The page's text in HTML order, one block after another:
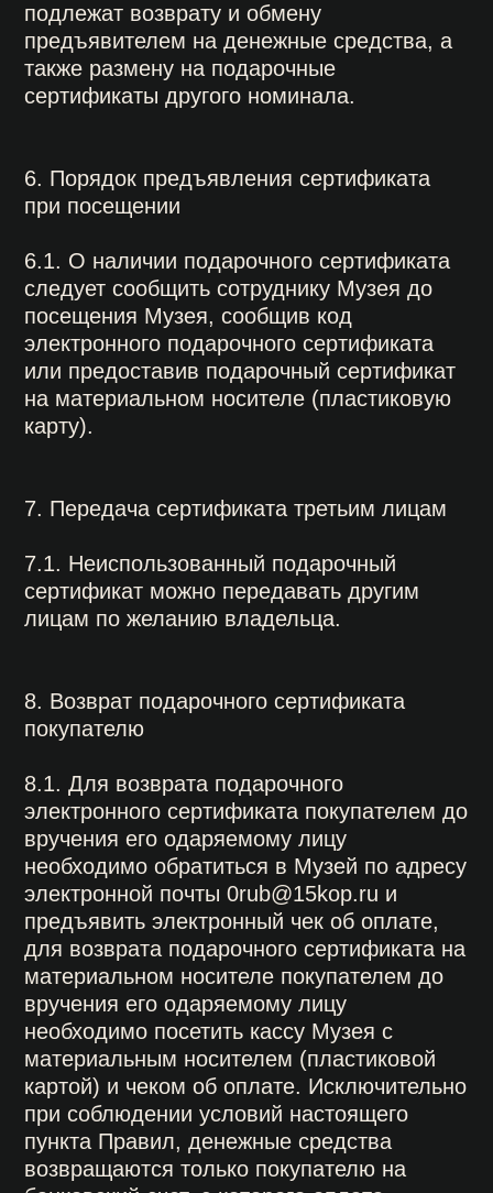
вручения его одаряемому лицу
материальным носителем (пластиковой
картой) и чеком об оплате. Исключительно
при соблюдении условий настоящего
пункта Правил, денежные средства
производилась за вычетом применимых
банковских комиссий и комиссий
платежных платформ.
В случае возникновения вопросов звонить
по тел.:
+7 (495) 628−45−15
; — г.
Санкт-Петербург +7 (812) 740−02−40.
Также с администрацией МСИА можно
связаться по электронной почте:
0rub@15kop.ru
Купить билет
подарочный сертификат
мероприятий
+7 (812) 740-02-40
Санкт-Петербург / м. «Невский проспект»,
Конюшенная площадь, 2В
+ 7 (495) 628-45-15
ул. Рождественка, 12
0rub@15kop.ru
Политика обработки персональных данных